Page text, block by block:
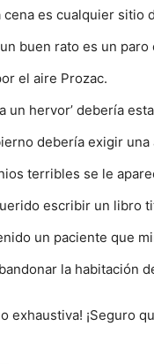
cena es cualquier sitio
buen rato es un
el aire Prozac.
un hervor’ debería
debería exigir
terribles se le
escribir un libro
un paciente que
la habitación
exhaustiva! ¡Seguro